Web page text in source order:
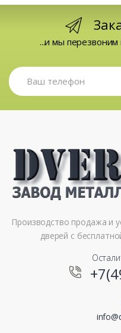
...и мы перезвоним
Производство продажа и
дверей с